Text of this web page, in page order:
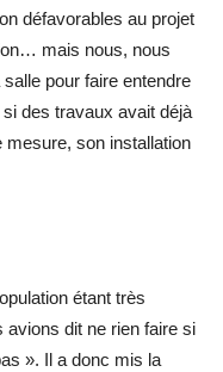
défavorables au projet
mais nous, nous
pour faire entendre
des travaux avait déjà
mesure, son installation
étant très
avions dit ne rien faire si
». Il a donc mis la